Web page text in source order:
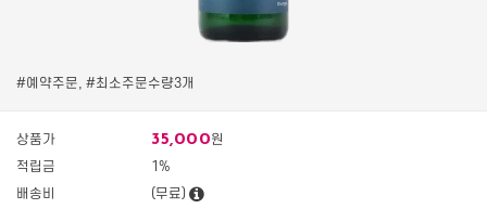
#예약주문, #최소주문수량3개
상품가 35,000원
적립금
1%
배송비
(무료)